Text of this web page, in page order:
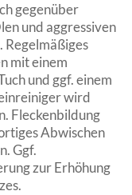
gegenüber
und aggressiven
Regelmäßiges
mit einem
und ggf. einem
wird
Fleckenbildung
Abwischen
Ggf.
zur Erhöhung